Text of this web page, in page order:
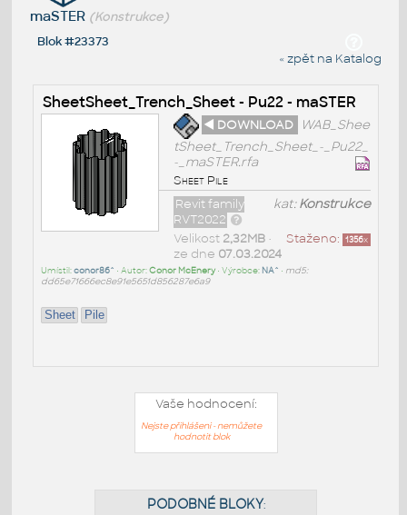
maSTER (Konstrukce)
Blok #23373
« zpět na Katalog
SheetSheet_Trench_Sheet - Pu22 - maSTER
◄ DOWNLOAD
WAB_Shee
tSheet_Trench_Sheet_-_Pu22_
-_maSTER.rfa
Sheet Pile
kat:Konstrukce
Revit family
RVT2022
Staženo: 1356x
Velikost 2,32MB•
ze dne 07.03.2024
Umístil:conor86^ • Autor:Conor McEnery• Výrobce: NA^ • md5:
dd65e71666ec8e91e5651d856287e6a9
Sheet Pile
Vaše hodnocení:
Nejste přihlášeni - nemůžete
hodnotit blok